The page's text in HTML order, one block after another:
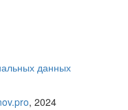
данных
, 2024